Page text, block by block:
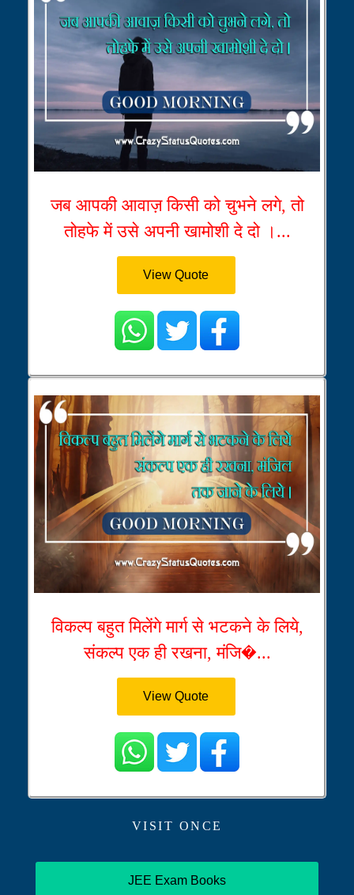
जब आपकी आवाज़ किसी को चुभने लगे, तो
तोहफे में उसे अपनी खामोशी दे दो ।...
View Quote
विकल्प बहुत मिलेंगे मार्ग से भटकने के लिये,
संकल्प एक ही रखना, मंजि�...
View Quote
VISIT ONCE
JEE Exam Books